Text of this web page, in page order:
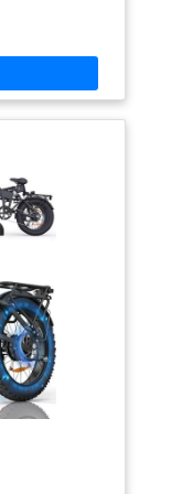
Puissant et
vitesse
amovible de
avec
par charge et
jusqu'à 25km
roue pliante
de fer, de
d'une
capacité de
sièges en cuir
aussi réglable
Ce vélo
double disque
force de
suffisante,
en
d'un système